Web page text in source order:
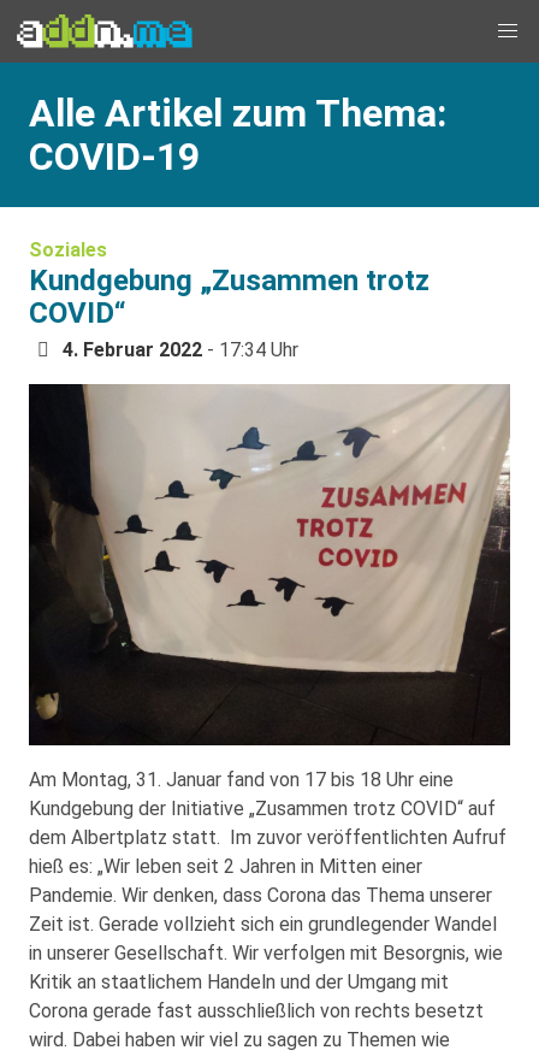
Alle Artikel zum Thema:
COVID-19
Soziales
Kundgebung „Zusammen trotz
COVID“
4. Februar 2022 - 17:34 Uhr
Am Montag, 31. Januar fand von 17 bis 18 Uhr eine
Kundgebung der Initiative „Zusammen trotz COVID“ auf
dem Albertplatz statt. Im zuvor veröffentlichten Aufruf
hieß es: „Wir leben seit 2 Jahren in Mitten einer
Pandemie. Wir denken, dass Corona das Thema unserer
Zeit ist. Gerade vollzieht sich ein grundlegender Wandel
in unserer Gesellschaft. Wir verfolgen mit Besorgnis, wie
Kritik an staatlichem Handeln und der Umgang mit
Corona gerade fast ausschließlich von rechts besetzt
wird. Dabei haben wir viel zu sagen zu Themen wie